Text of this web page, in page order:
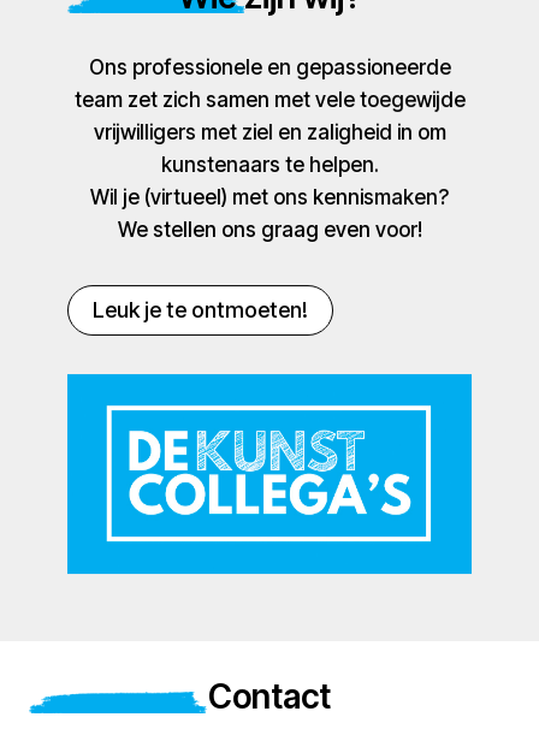
Ons professionele en gepassioneerde
team zet zich samen met vele toegewijde
vrijwilligers met ziel en zaligheid in om
kunstenaars te helpen.
Wil je (virtueel) met ons kennismaken?
We stellen ons graag even voor!
Leuk je te ontmoeten!
Contact